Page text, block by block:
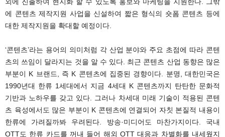
에 콘텐츠 제작지원 사업을 신설하여 짧은 형식의 숏폼 콘텐츠 등에
대한 제작지원을 확대할 예정이다.
‘콘텐츠’라는 용어의 의미처럼 각 산업 분야와 주요 초점에 따라 콘텐
츠의 쓰임이 달라지는 것을 알 수 있다. 최근 콘텐츠 산업 동향은 많은
부분이 K 브랜드, 즉 K 콘텐츠에 집중된 경향이다. 분명, 대한민국은
1990년대 한류 1세대에서 지금 4세대 K 콘텐츠까지 탄탄한 문화적
기반과 노하우를 갖고 있다. 그러나 차세대 미래 기술이 적용된 콘텐
츠 육성에서도 많은 부분이 K 콘텐츠에 연결되어 자칫 본질적 내용이
한류에 가려질까봐 우려된다. 방송·미디어도 마찬가지이다. 국내
OTT도 한류 카드를 꺼내 들어 해외 OTT 대응과 차별화를 내세웠지